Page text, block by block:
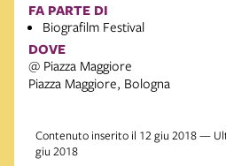
FA PARTE DI
Biografilm Festival
DOVE
@ Piazza Maggiore
Piazza Maggiore, Bologna
Contenuto inserito il 12 giu 2018 —
giu 2018